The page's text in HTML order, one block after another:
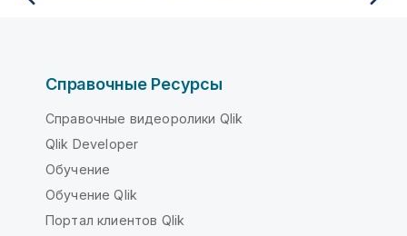
Справочные Ресурсы
Справочные видеоролики Qlik
Qlik Developer
Обучение
Обучение Qlik
Портал клиентов Qlik